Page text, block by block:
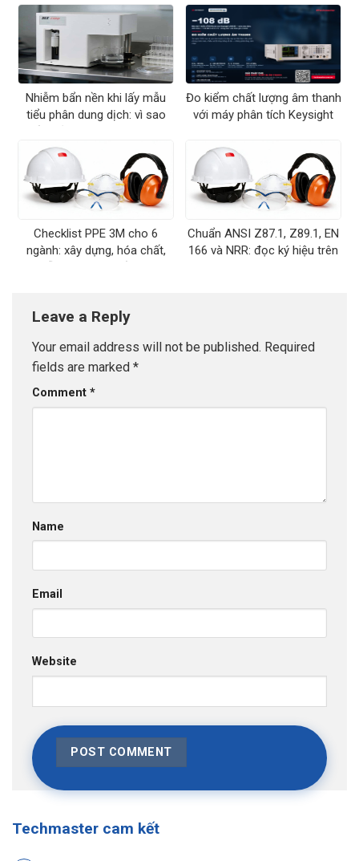
Nhiễm bẩn nền khi lấy mẫu
tiểu phân dung dịch: vì sao
Đo kiểm chất lượng âm thanh
với máy phân tích Keysight
Checklist PPE 3M cho 6
ngành: xây dựng, hóa chất,
Chuẩn ANSI Z87.1, Z89.1, EN
166 và NRR: đọc ký hiệu trên
Leave a Reply
Your email address will not be published. Required
fields are marked *
Comment *
Name
Email
Website
Techmaster cam kết